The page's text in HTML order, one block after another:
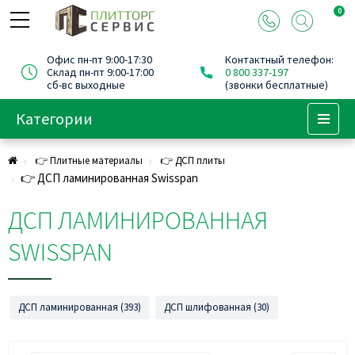
0
Офис пн-пт 9:00-17:30
Склад пн-пт 9:00-17:00
сб-вс выходные
Контактный телефон:
0 800 337-197
(звонки бесплатные)
Категории
👉 Плитные материалы 👉 ДСП плиты
👉 ДСП ламинированная Swisspan
ДСП ЛАМИНИРОВАННАЯ
SWISSPAN
ДСП ламинированная (393) ДСП шлифованная (30)